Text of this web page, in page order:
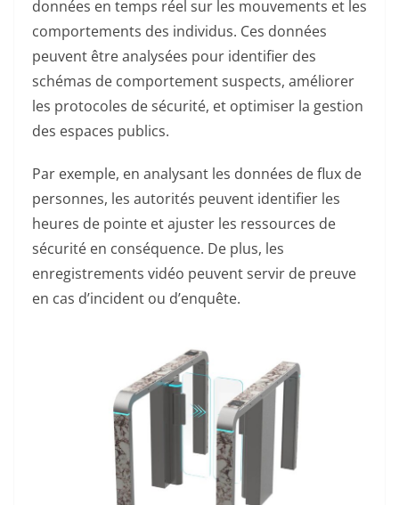
données en temps réel sur les mouvements et les
comportements des individus. Ces données
peuvent être analysées pour identifier des
schémas de comportement suspects, améliorer
les protocoles de sécurité, et optimiser la gestion
des espaces publics.
Par exemple, en analysant les données de flux de
personnes, les autorités peuvent identifier les
heures de pointe et ajuster les ressources de
sécurité en conséquence. De plus, les
enregistrements vidéo peuvent servir de preuve
en cas d’incident ou d’enquête.